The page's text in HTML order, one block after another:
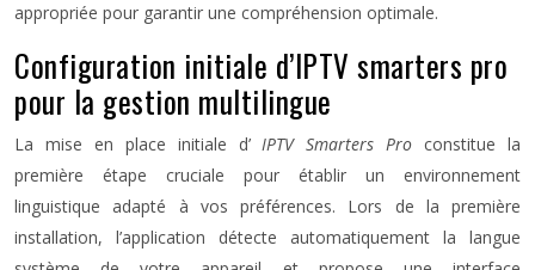
appropriée pour garantir une compréhension optimale.
Configuration initiale d’IPTV smarters pro
pour la gestion multilingue
La mise en place initiale d’IPTV Smarters Pro constitue la
première étape cruciale pour établir un environnement
linguistique adapté à vos préférences. Lors de la première
installation, l’application détecte automatiquement la langue